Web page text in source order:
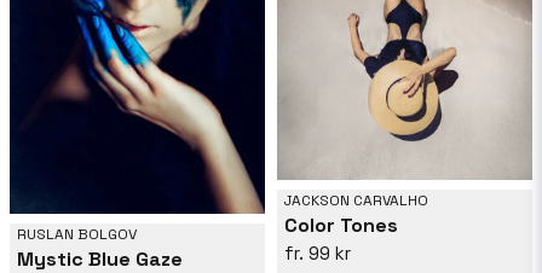
RUSLAN BOLGOV
Mystic Blue Gaze
JACKSON CARVALHO
Color Tones
99 kr